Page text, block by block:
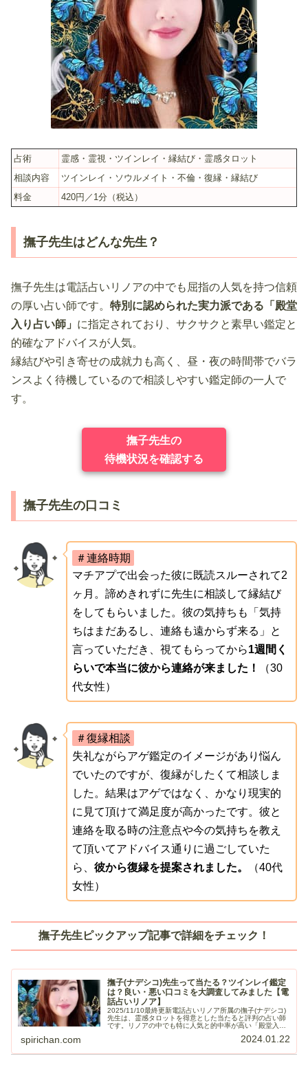
朝霧先生
公式
(1分)
スピリチュアルリーディング
深禾先生
公式
360円
(1分)
霊感・オリジナル占術
りあ先生
360円
霊感・霊視
占術
霊感・霊視・ツインレイ・縁結び・霊感タロット
相談内容
ツインレイ・ソウルメイト・不倫・復縁・縁結び
料金
420円／1分（税込）
撫子先生はどんな先生？
撫子先生は電話占いリノアの中でも屈指の人気を持つ信頼
の厚い占い師です。 特別に認められた実力派である「殿堂
入り占い師」 に指定されており、サクサクと素早い鑑定と
的確なアドバイスが人気。
縁結びや引き寄せの成就力も高く、昼・夜の時間帯でバラ
ンスよく待機しているので相談しやすい鑑定師の一人で
す。
撫子先生の
待機状況を確認する
撫子先生の口コミ
＃連絡時期
マチアプで出会った彼に既読スルーされて2
ヶ月。諦めきれずに先生に相談して縁結び
をしてもらいました。彼の気持ちも「気持
ちはまだあるし、連絡も遠からず来る」と
言っていただき、視てもらってから1週間く
らいで本当に彼から連絡が来ました！
（30
代女性）
＃復縁相談
失礼ながらアゲ鑑定のイメージがあり悩ん
でいたのですが、復縁がしたくて相談しま
した。結果はアゲではなく、かなり現実的
に見て頂けて満足度が高かったです。彼と
連絡を取る時の注意点や今の気持ちを教え
て頂いてアドバイス通りに過ごしていた
ら、 彼から復縁を提案されました。
（40代
女性）
撫子先生ピックアップ記事で詳細をチェック！
撫子(ナデシコ)先生って当たる？ツインレイ鑑定
は？良い・悪い口コミを大調査してみました【電
話占いリノア】
2025/11/10最終更新電話占いリノア所属の撫子(ナデシコ)
先生は、霊感タロットを得意とした当たると評判の占い師
です。リノアの中でも特に人気と的中率が高い「殿堂入り
spirichan.com 2024.01.22